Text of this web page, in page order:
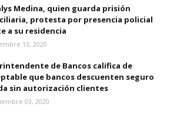
Medina, quien guarda prisión
protesta por presencia policial
a su residencia
13, 2020
de Bancos califica de
que bancos descuenten seguro
sin autorización clientes
03, 2020